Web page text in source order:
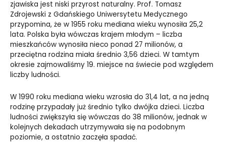
zjawiska jest niski przyrost naturalny. Prof. Tomasz
Zdrojewski z Gdańskiego Uniwersytetu Medycznego
przypomina, że w 1955 roku mediana wieku wynosiła 25,2
lata. Polska była wówczas krajem młodym – liczba
mieszkańców wynosiła nieco ponad 27 milionów, a
przeciętna rodzina miała średnio 3,56 dzieci. W tamtym
okresie zajmowaliśmy 19. miejsce na świecie pod względem
liczby ludności.
W 1990 roku mediana wieku wzrosła do 31,4 lat, a na jedną
rodzinę przypadały już średnio tylko dwójka dzieci. Liczba
ludności zwiększyła się wówczas do 38 milionów, jednak w
kolejnych dekadach utrzymywała się na podobnym
poziomie, a ostatnio zaczęła spadać.